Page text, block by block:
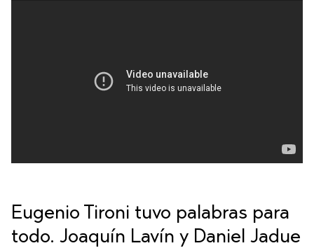
Eugenio Tironi tuvo palabras para
todo. Joaquín Lavín y Daniel Jadue